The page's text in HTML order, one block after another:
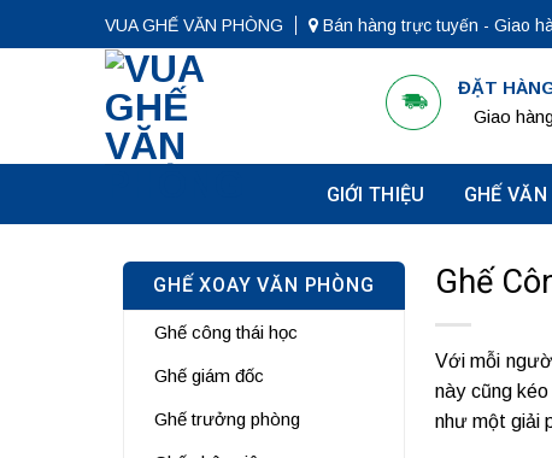
qua
VUA GHẾ VĂN PHÒNG Bán hàng trực tuyến - Giao
ĐẶT
Giao
GIỚI THIỆU GHẾ VĂN
GHẾ XOAY VĂN PHÒNG
Ghế công thái học
Ghế giám đốc
Ghế trưởng phòng
Ghế
Với mỗi
này cũng
như một giải